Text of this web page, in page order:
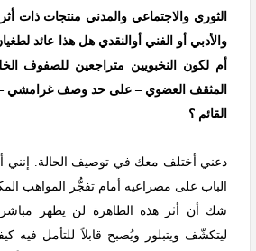
الثوري والاجتماعي والمدني منتجات ذات
والأدبي أو الفني أوالنقدي هل هذا عائد
أم لكون النخبويين متراجعين للصفوف
المثقف العضوي – على حد وصف غرامشي
القائم ؟
دعني أختلف معك في توصيف الحالة. إنني
الباب على مصراعيه أمام تفجُّر المواهب
شك أن أثر هذه الظاهرة لن يظهر
ليتكشّف ويتبلور ويُصبح قابلاً للتأمل فيه